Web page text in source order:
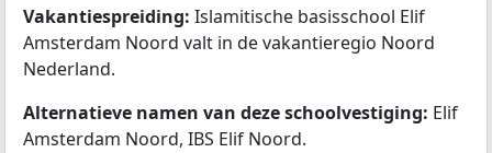
Vakantiespreiding: Islamitische basisschool Elif
Amsterdam Noord valt in de vakantieregio Noord
Nederland.
Alternatieve namen van deze schoolvestiging: Elif
Amsterdam Noord, IBS Elif Noord.